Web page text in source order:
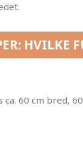
HVILKE
60 cm bred,